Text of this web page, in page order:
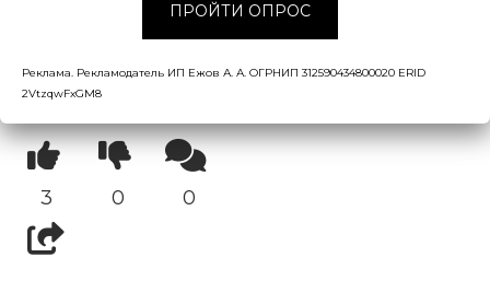
лечения разных видов онкологии, а также
профилактического средства.
3 0 0
ПРОЙТИ ОПРОС
Реклама. Рекламодатель ИП Ежов А. А. ОГРНИП 312590434800020 ERID
2VtzqwFxGM8